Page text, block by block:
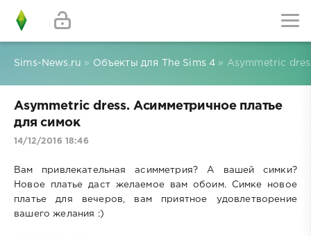
Sims-News.ru » Объекты для The Sims 4 » Asymmetric
Asymmetric dress. Асимметричное платье
для симок
14/12/2016 18:46
Вам привлекательная асимметрия? А вашей симки?
Новое платье даст желаемое вам обоим. Симке новое
платье для вечеров, вам приятное удовлетворение
вашего желания :)